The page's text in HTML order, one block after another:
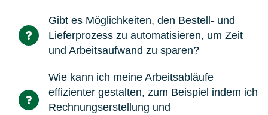
Gibt es Möglichkeiten, den Bestell- und
Lieferprozess zu automatisieren, um Zeit
und Arbeitsaufwand zu sparen?
Wie kann ich meine Arbeitsabläufe
effizienter gestalten, zum Beispiel indem ich
Rechnungserstellung und